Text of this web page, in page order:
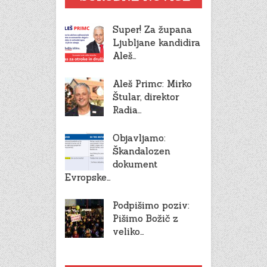
Super! Za župana
Ljubljane kandidira
Aleš…
Aleš Primc: Mirko
Štular, direktor
Radia…
Objavljamo:
Škandalozen
dokument
Evropske…
Podpišimo poziv:
Pišimo Božič z
veliko…